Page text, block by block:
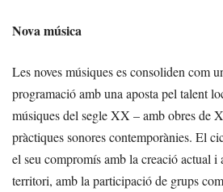
Nova música
Les noves músiques es consoliden com
programació amb una aposta pel talent
músiques del segle XX – amb obres de
pràctiques sonores contemporànies. El
el seu compromís amb la creació actual i
territori, amb la participació de grups